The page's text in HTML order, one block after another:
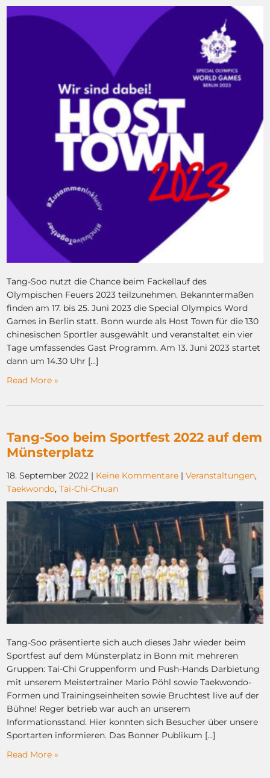
Tang-Soo nutzt die Chance beim Fackellauf des
Olympischen Feuers 2023 teilzunehmen. Bekanntermaßen
finden am 17. bis 25. Juni 2023 die Special Olympics Word
Games in Berlin statt. Bonn wurde als Host Town für die 130
chinesischen Sportler ausgewählt und veranstaltet ein vier
Tage umfassendes Gast Programm. Am 13. Juni 2023 startet
dann um 14.30 Uhr […]
Read More »
Tang-Soo beim Sportfest 2022 auf dem
Münsterplatz
18. September 2022 | Keine Kommentare |Veranstaltungen,
Taekwondo,Tai-Chi-Chuan
Tang-Soo präsentierte sich auch dieses Jahr wieder beim
Sportfest auf dem Münsterplatz in Bonn mit mehreren
Gruppen: Tai-Chi Gruppenform und Push-Hands Darbietung
mit unserem Meistertrainer Mario Pöhl sowie Taekwondo-
Formen und Trainingseinheiten sowie Bruchtest live auf der
Bühne! Reger betrieb war auch an unserem
Informationsstand. Hier konnten sich Besucher über unsere
Sportarten informieren. Das Bonner Publikum […]
Read More »